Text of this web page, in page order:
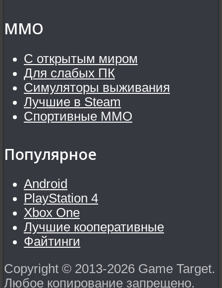
MMO
С открытым миром
Для слабых ПК
Симуляторы выживания
Лучшие в Steam
Спортивные MMO
Популярное
Android
PlayStation 4
Xbox One
Лучшие кооперативные
Файтинги
Copyright © 2013-2026 Game Target.
Любое копирование запрещено.